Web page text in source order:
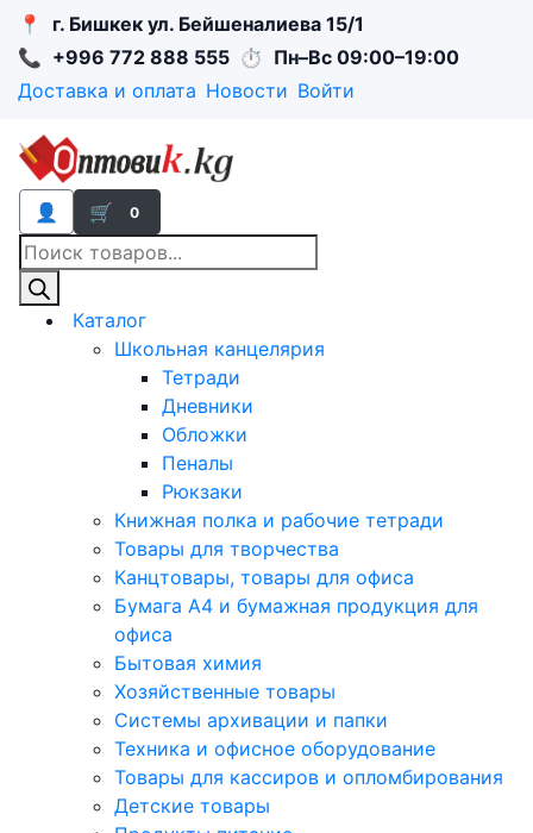
📍
г. Бишкек ул. Бейшеналиева 15/1
📞 +996 772 888 555 ⏱ Пн–Вс 09:00–19:00
Доставка и оплата Новости Войти
👤 🛒 0
Поиск
товаров
Каталог
Школьная канцелярия
Тетради
Дневники
Обложки
Пеналы
Рюкзаки
Книжная полка и рабочие тетради
Товары для творчества
Канцтовары, товары для офиса
Бумага А4 и бумажная продукция для
офиса
Бытовая химия
Хозяйственные товары
Системы архивации и папки
Техника и офисное оборудование
Товары для кассиров и опломбирования
Детские товары